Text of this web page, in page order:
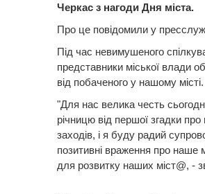
Черкас з нагоди Дня міста.
Про це повідомили у
Під час невимушеного
представники міської влади
від побаченого у нашому місті.
"Для нас велика честь
річницю від першої згадки
заходів, і я буду радий
позитивні враження про наше
для розвитку наших міст@, -